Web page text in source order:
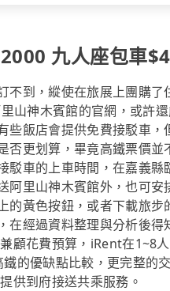
九人座包車
不到，縱使在旅展上團購
山神木賓館的官網，或許
些飯店會提供免費接駁車
否更划算，畢竟高鐵票價
駁車的上車時間，在嘉義
里山神木賓館外，也可安
黃色按鈕，或者下載旅步
在經過資料整理與分析後
顧花費預算，iRent在1~8
的優缺點比較，更完整的
供到府接送共乘服務。